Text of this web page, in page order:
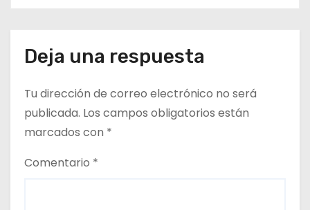
r
d
a
s
Deja una respuesta
Tu dirección de correo electrónico no será
publicada. Los campos obligatorios están
marcados con *
Comentario *